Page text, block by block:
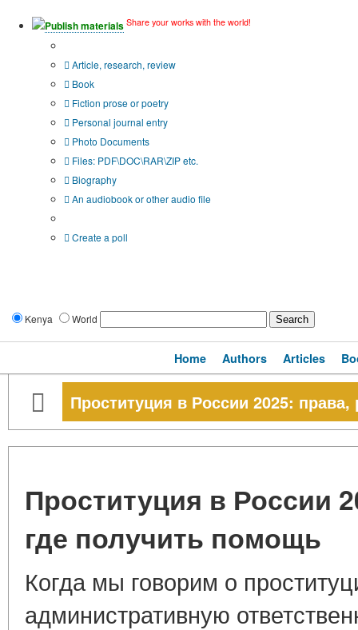
Publish materials Share your works with the world!
Article, research, review
Book
Fiction prose or poetry
Personal journal entry
Photo Documents
Files: PDF\DOC\RAR\ZIP etc.
Biography
An audiobook or other audio file
Create a poll
Kenya World
Home Authors Articles
Проституция в России 2025:
Проституция в России
где получить помощь
Когда мы говорим о
административную